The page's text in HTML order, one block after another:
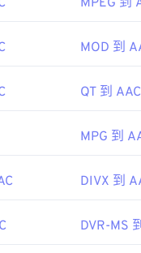
wiki/
文件通常用作視頻
Playstation 4
ISO/IEC MPEG 音訊委
wiki/
MPEG 到
MOD 到
QT 到 AAC
MPG 到
DIVX 到
DVR-MS